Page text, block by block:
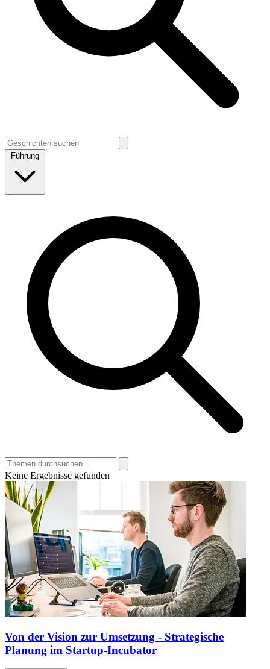
Führung
Keine Ergebnisse gefunden
Von der Vision zur Umsetzung - Strategische
Planung im Startup-Incubator